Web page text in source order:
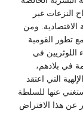
النزعات غير
الاقتصادية. ومن
تطور القومية
اللوثريين في
في بلادهم،
التي اعتقد
أساسية لا يستغني عنها للسلطة
عن هذا الافتراض